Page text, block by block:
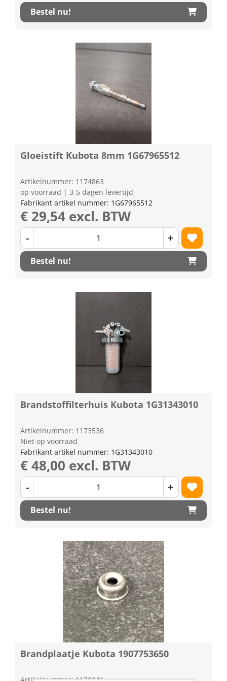
Bestel nu!
Gloeistift Kubota 8mm 1G67965512
Artikelnummer: 1174863
op voorraad | 3-5 dagen levertijd
Fabrikant artikel nummer: 1G67965512
€ 29,54 excl. BTW
- +
Bestel nu!
Brandstoffilterhuis Kubota 1G31343010
Artikelnummer: 1173536
Niet op voorraad
Fabrikant artikel nummer: 1G31343010
€ 48,00 excl. BTW
- +
Bestel nu!
Brandplaatje Kubota 1907753650